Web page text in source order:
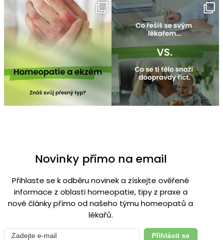
homeopatika.cz
Čvc 25
homeopatika.cz
Čvc 16
Novinky přímo na email
Přihlaste se k odběru novinek a získejte ověřené
informace z oblasti homeopatie, tipy z praxe a
nové články přímo od našeho týmu homeopatů a
lékařů.
Přihlásit se